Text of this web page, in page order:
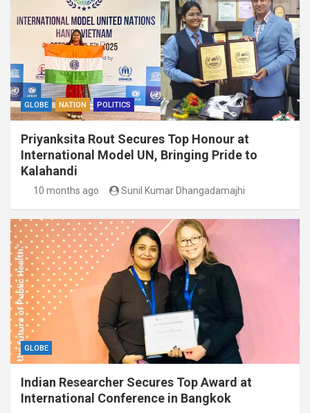
GLOBE NATION POLITICS
Priyanksita Rout Secures Top Honour at
International Model UN, Bringing Pride to
Kalahandi
10 months ago Sunil Kumar Dhangadamajhi
GLOBE
Indian Researcher Secures Top Award at
International Conference in Bangkok